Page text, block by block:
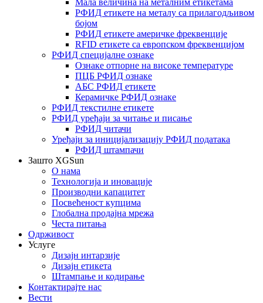
Мала величина на металним етикетама
РФИД етикете на металу са прилагодљивом
бојом
РФИД етикете америчке фреквенције
RFID етикете са европском фреквенцијом
РФИД специјалне ознаке
Ознаке отпорне на високе температуре
ПЦБ РФИД ознаке
АБС РФИД етикете
Керамичке РФИД ознаке
РФИД текстилне етикете
РФИД уређаји за читање и писање
РФИД читачи
Уређаји за иницијализацију РФИД података
РФИД штампачи
Зашто XGSun
О нама
Технологија и иновације
Производни капацитет
Посвећеност купцима
Глобална продајна мрежа
Честа питања
Одрживост
Услуге
Дизајн интарзије
Дизајн етикета
Штампање и кодирање
Контактирајте нас
Вести